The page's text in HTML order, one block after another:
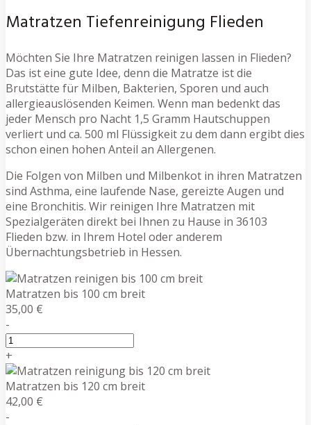
Matratzen Tiefenreinigung Flieden
Möchten Sie Ihre Matratzen reinigen lassen in Flieden?
Das ist eine gute Idee, denn die Matratze ist die
Brutstätte für Milben, Bakterien, Sporen und auch
allergieauslösenden Keimen. Wenn man bedenkt das
jeder Mensch pro Nacht 1,5 Gramm Hautschuppen
verliert und ca. 500 ml Flüssigkeit zu dem dann ergibt dies
schon einen hohen Anteil an Allergenen.
Die Folgen von Milben und Milbenkot in ihren Matratzen
sind Asthma, eine laufende Nase, gereizte Augen und
eine Bronchitis. Wir reinigen Ihre Matratzen mit
Spezialgeräten direkt bei Ihnen zu Hause in 36103
Flieden bzw. in Ihrem Hotel oder anderem
Übernachtungsbetrieb in Hessen.
Matratzen bis 100 cm breit
35,00 €
-
+
Matratzen bis 120 cm breit
42,00 €
-